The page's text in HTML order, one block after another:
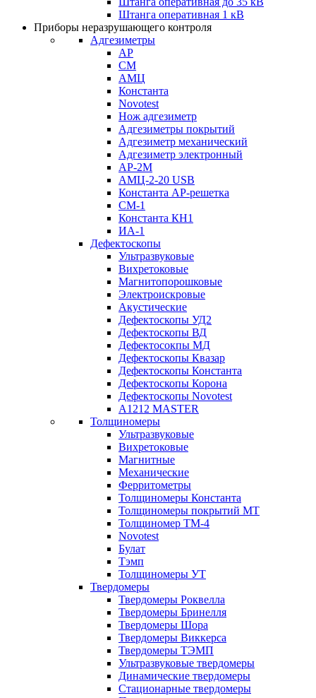
Штанга оперативная 1 кВ
Приборы неразрушающего контроля
Адгезиметры
АР
СМ
АМЦ
Константа
Novotest
Нож адгезиметр
Адгезиметры покрытий
Адгезиметр механический
Адгезиметр электронный
АР-2М
АМЦ-2-20 USB
Константа АР-решетка
СМ-1
Константа КН1
ИА-1
Дефектоскопы
Ультразвуковые
Вихретоковые
Магнитопорошковые
Электроискровые
Акустические
Дефектоскопы УД2
Дефектоскопы ВД
Дефектосокпы МД
Дефектоскопы Квазар
Дефектоскопы Константа
Дефектоскопы Корона
Дефектоскопы Novotest
А1212 MASTER
Толщиномеры
Ультразвуковые
Вихретоковые
Магнитные
Механические
Ферритометры
Толщиномеры Константа
Толщиномеры покрытий МТ
Толщиномер ТМ-4
Novotest
Булат
Тэмп
Толщиномеры УТ
Твердомеры
Твердомеры Роквелла
Твердомеры Бринелля
Твердомеры Шора
Твердомеры Виккерса
Твердомеры ТЭМП
Ультразвуковые твердомеры
Динамические твердомеры
Стационарные твердомеры